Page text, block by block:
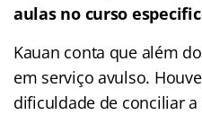
aulas no curso
Kauan conta que além
em serviço avulso.
dificuldade de conciliar